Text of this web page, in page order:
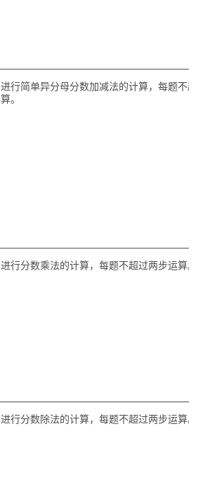
进行简单异分母分数加减法的计算，每题不超
算。
进行分数乘法的计算，每题不超过两步运算。
进行分数除法的计算，每题不超过两步运算。